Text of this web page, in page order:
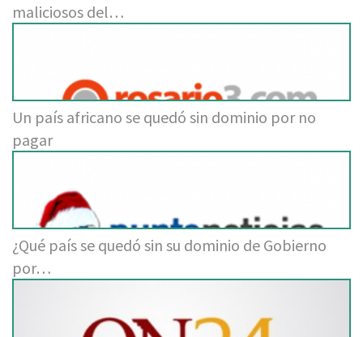
maliciosos del…
Un país africano se quedó sin dominio por no
pagar
¿Qué país se quedó sin su dominio de Gobierno
por…